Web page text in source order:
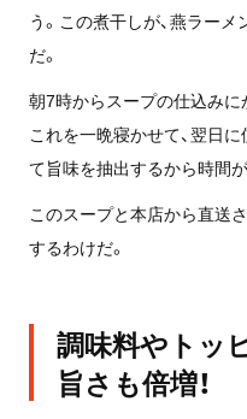
う。この煮干しが、燕ラー
だ。
朝7時からスープの仕込みに
これを一晩寝かせて、翌日
て旨味を抽出するから時間
このスープと本店から直送
するわけだ。
調味料やトッ
旨さも倍増！